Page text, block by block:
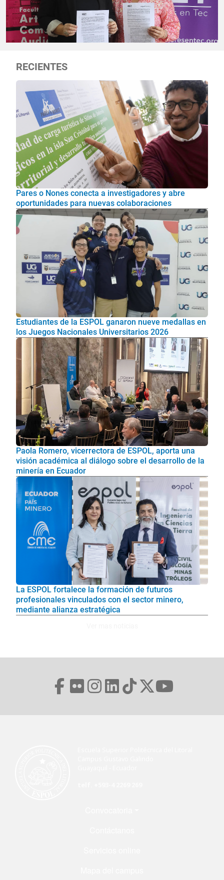
RECIENTES
Pares o Nones conecta a investigadores y abre
oportunidades para nuevas colaboraciones
Estudiantes de la ESPOL ganaron nueve medallas en
los Juegos Nacionales Universitarios 2026
Paola Romero, vicerrectora de ESPOL, aporta una
visión académica al diálogo sobre el desarrollo de la
minería en Ecuador
La ESPOL fortalece la formación de futuros
profesionales vinculados con el sector minero,
mediante alianza estratégica